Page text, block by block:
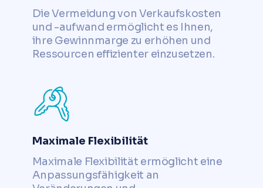
Die Vermeidung von Verkaufskosten
und -aufwand ermöglicht es Ihnen,
ihre Gewinnmarge zu erhöhen und
Ressourcen effizienter einzusetzen.
Maximale Flexibilität
Maximale Flexibilität ermöglicht eine
Anpassungsfähigkeit an